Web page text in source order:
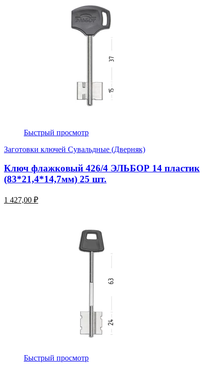
Быстрый просмотр
Заготовки ключей Сувальдные (Дверняк)
Ключ флажковый 426/4 ЭЛЬБОР 14 пластик
(83*21,4*14,7мм) 25 шт.
1 427,00 ₽
Быстрый просмотр